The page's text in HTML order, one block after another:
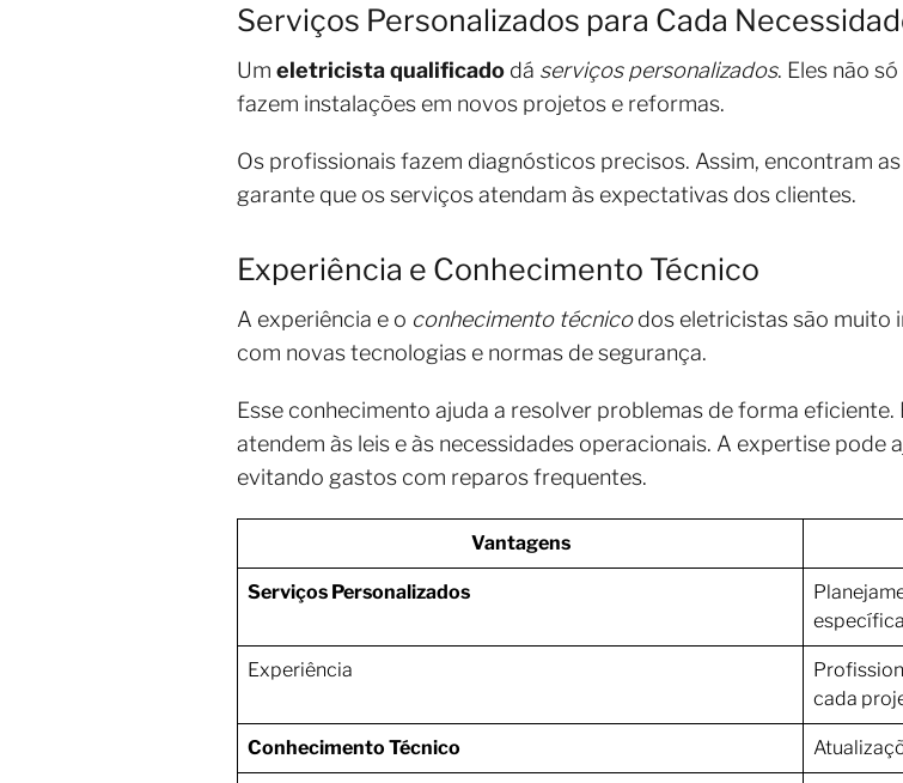
Serviços Personalizados para Cada
Um eletricista qualificado dá serviços personalizados. Eles não
fazem instalações em novos projetos e reformas.
Os profissionais fazem diagnósticos precisos. Assim, encontram
garante que os serviços atendam às expectativas dos clientes.
Experiência e Conhecimento Técnico
A experiência e o conhecimento técnicodos eletricistas são muito
com novas tecnologias e normas de segurança.
Esse conhecimento ajuda a resolver problemas de forma
atendem às leis e às necessidades operacionais. A expertise pode
evitando gastos com reparos frequentes.
Vantagens
Serviços Personalizados
Experiência
cada
Conhecimento Técnico